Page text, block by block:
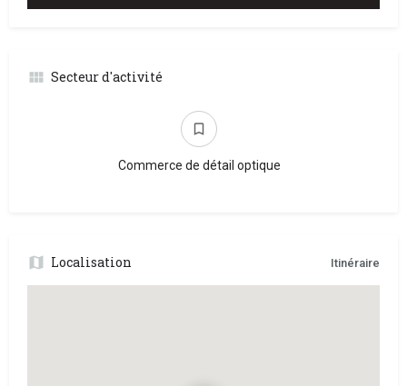
Secteur d'activité
Commerce de détail optique
Localisation Itinéraire